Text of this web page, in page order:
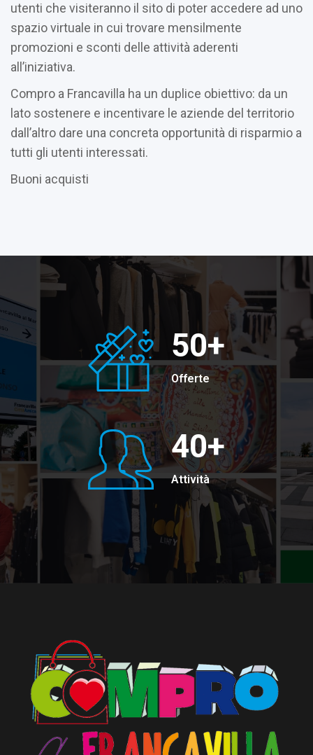
utenti che visiteranno il sito di poter accedere ad uno
spazio virtuale in cui trovare mensilmente
promozioni e sconti delle attività aderenti
all’iniziativa.
Compro a Francavilla ha un duplice obiettivo: da un
lato sostenere e incentivare le aziende del territorio
dall’altro dare una concreta opportunità di risparmio a
tutti gli utenti interessati.
Buoni acquisti
50+
Offerte
40+
Attività